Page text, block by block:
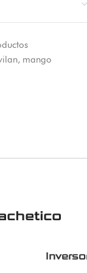
, mango